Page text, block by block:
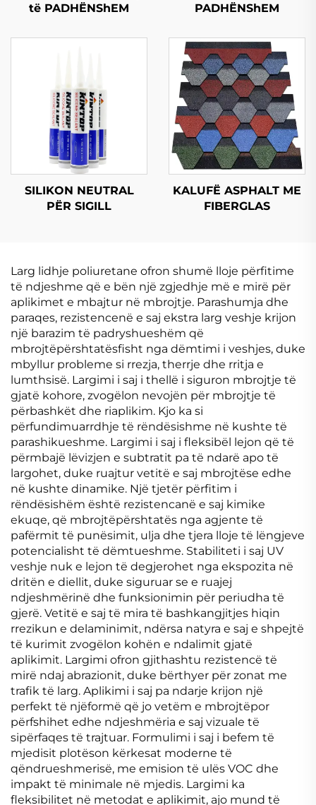
të PADHËNShEM
PADHËNShEM
SILIKON NEUTRAL
PËR SIGILL
KALUFË ASPHALT ME
FIBERGLAS
Larg lidhje poliuretane ofron shumë lloje përfitime
të ndjeshme që e bën një zgjedhje më e mirë për
aplikimet e mbajtur në mbrojtje. Parashumja dhe
paraqes, rezistencenë e saj ekstra larg veshje krijon
një barazim të padryshueshëm që
mbrojtëpërshtatësfisht nga dëmtimi i veshjes, duke
mbyllur probleme si rrezja, therrje dhe rritja e
lumthsisë. Largimi i saj i thellë i siguron mbrojtje të
gjatë kohore, zvogëlon nevojën për mbrojtje të
përbashkët dhe riaplikim. Kjo ka si
përfundimuarrdhje të rëndësishme në kushte të
parashikueshme. Largimi i saj i fleksibël lejon që të
përmbajë lëvizjen e subtratit pa të ndarë apo të
largohet, duke ruajtur vetitë e saj mbrojtëse edhe
në kushte dinamike. Një tjetër përfitim i
rëndësishëm është rezistencanë e saj kimike
ekuqe, që mbrojtëpërshtatës nga agjente të
pafërmit të punësimit, ulja dhe tjera lloje të lëngjeve
potencialisht të dëmtueshme. Stabiliteti i saj UV
veshje nuk e lejon të degjerohet nga ekspozita në
dritën e diellit, duke siguruar se e ruajej
ndjeshmërinë dhe funksionimin për periudha të
gjerë. Vetitë e saj të mira të bashkangjitjes hiqin
rrezikun e delaminimit, ndërsa natyra e saj e shpejtë
të kurimit zvogëlon kohën e ndalimit gjatë
aplikimit. Largimi ofron gjithashtu rezistencë të
mirë ndaj abrazionit, duke bërthyer për zonat me
trafik të larg. Aplikimi i saj pa ndarje krijon një
perfekt të njëformë që jo vetëm e mbrojtëpor
përfshihet edhe ndjeshmëria e saj vizuale të
sipërfaqes të trajtuar. Formulimi i saj i befem të
mjedisit plotëson kërkesat moderne të
qëndrueshmerisë, me emision të ulës VOC dhe
impakt të minimale në mjedis. Largimi ka
fleksibilitet në metodat e aplikimit, ajo mund të